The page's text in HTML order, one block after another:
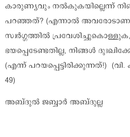
കാരുണ്യവും നൽകുകയില്ലെന്ന്
പറഞ്ഞത്? (എന്നാൽ
സ്വർഗ്ഗത്തിൽ
ഭയപ്പെടേണ്ടതില്ല, നിങ്ങൾ
(എന്ന് പറയപ്പെട്ടിരിക്കുന്നത്!)
49)
അബ്ദുൽ ജബ്ബാർ അബ്ദുല്ല